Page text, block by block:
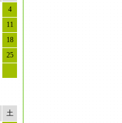
4
11
18
25
土